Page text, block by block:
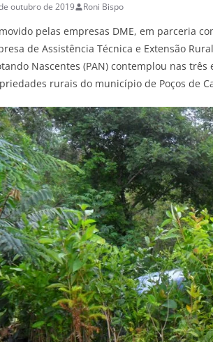
outubro de 2019 Roni Bispo
pelas empresas DME, em parceria
de Assistência Técnica e Extensão
Nascentes (PAN) contemplou nas
rurais do município de Poços de